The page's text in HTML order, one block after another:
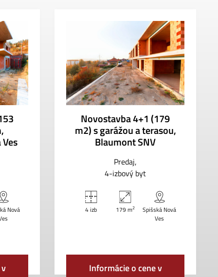
Nová
Novostavba 4+1 (179
m2) s garážou a terasou,
Blaumont SNV
Predaj
4-izbový byt
4 izb 179 m2
Spišská Nová
Ves
Informácie o cene v